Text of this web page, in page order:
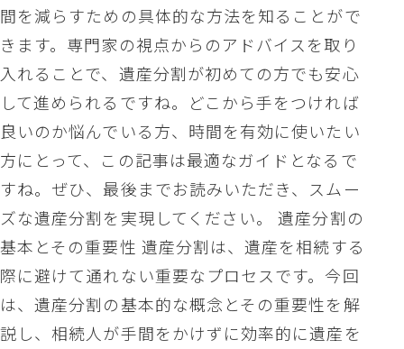
間を減らすための具体的な方法を知ることがで
きます。専門家の視点からのアドバイスを取り
入れることで、遺産分割が初めての方でも安心
して進められるですね。どこから手をつければ
良いのか悩んでいる方、時間を有効に使いたい
方にとって、この記事は最適なガイドとなるで
すね。ぜひ、最後までお読みいただき、スムー
ズな遺産分割を実現してください。 遺産分割の
基本とその重要性 遺産分割は、遺産を相続する
際に避けて通れない重要なプロセスです。今回
は、遺産分割の基本的な概念とその重要性を解
説し、相続人が手間をかけずに効率的に遺産を